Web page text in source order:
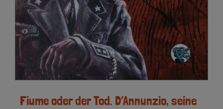
Fiume oder der Tod. D’Annunzio, seine